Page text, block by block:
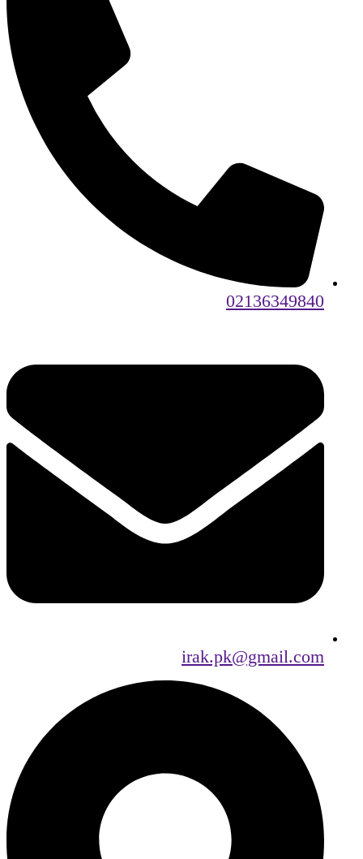
02136349840
irak.pk@gmail.com